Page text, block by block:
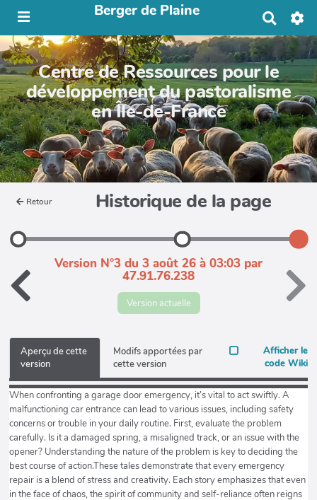
Berger de Plaine
h
e
r
c
h
e
r
Centre de Ressources pour le
développement du pastoralisme
en Île-de-France
Retour Historique de la page
Version N°3 du 3 août 26 à 03:03 par
47.91.76.238
Version actuelle
Aperçu de cette
version
Modifs apportées par
cette version
Afficher le
code Wiki